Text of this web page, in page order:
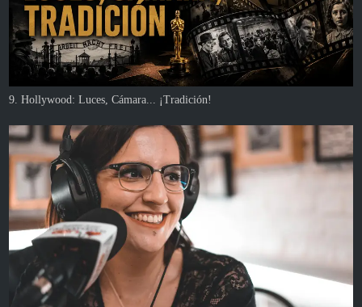
9. Hollywood: Luces, Cámara... ¡Tradición!